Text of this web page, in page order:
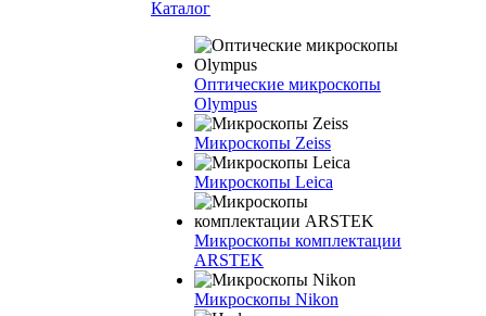
Каталог
Оптические микроскопы
Olympus
Микроскопы Zeiss
Микроскопы Leica
Микроскопы комплектации
ARSTEK
Микроскопы Nikon